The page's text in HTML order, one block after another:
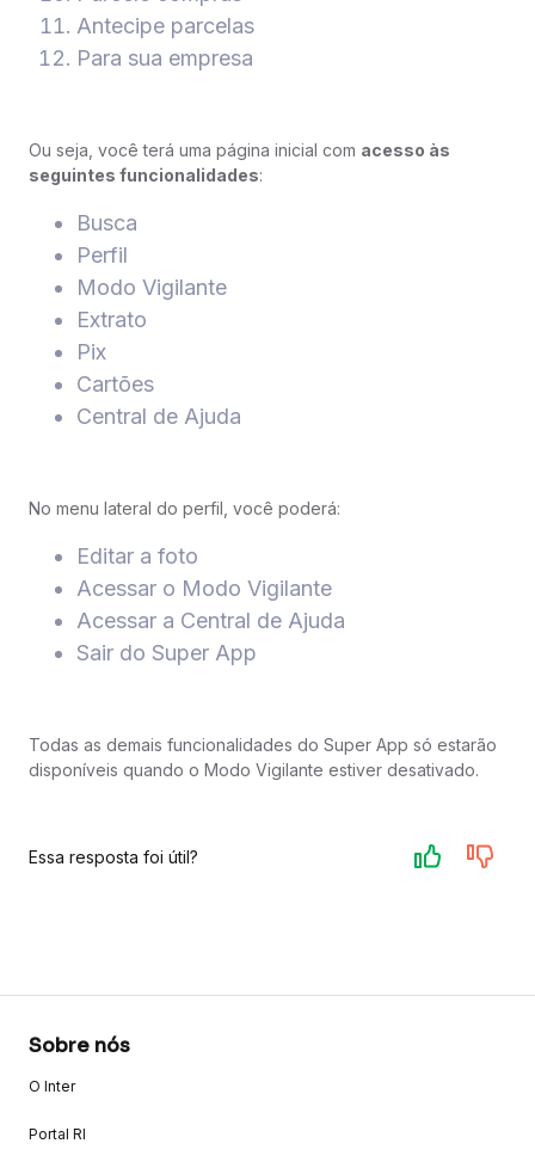
Antecipe parcelas
Para sua empresa
Ou seja, você terá uma página inicial com acesso às
seguintes funcionalidades:
Busca
Perfil
Modo Vigilante
Extrato
Pix
Cartões
Central de Ajuda
No menu lateral do perfil, você poderá:
Editar a foto
Acessar o Modo Vigilante
Acessar a Central de Ajuda
Sair do Super App
Todas as demais funcionalidades do Super App só estarão
disponíveis quando o Modo Vigilante estiver desativado.
Essa resposta foi útil?
Sobre nós
O Inter
Portal RI